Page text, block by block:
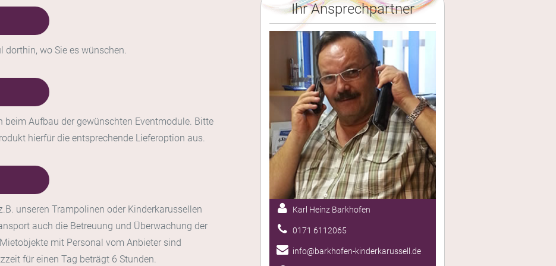
dorthin, wo Sie es wünschen.
beim Aufbau der gewünschten Eventmodule. Bitte
hierfür die entsprechende Lieferoption aus.
unseren Trampolinen oder Kinderkarussellen
auch die Betreuung und Überwachung der
mit Personal vom Anbieter sind
für einen Tag beträgt 6 Stunden.
Ihr Ansprechpartner
Karl Heinz Barkhofen
0171 6112065
info@barkhofen-kinderkarussell.de